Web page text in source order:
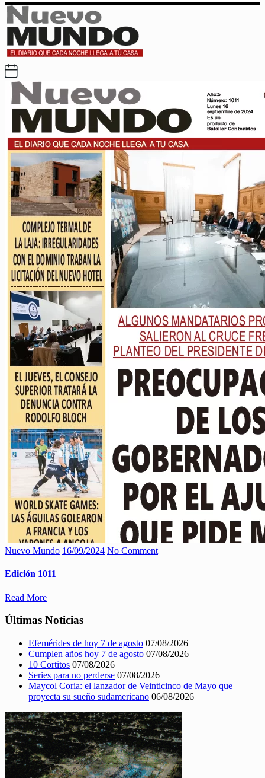
Nuevo Mundo 16/09/2024 No Comment
Edición 1011
Read More
Últimas Noticias
Efemérides de hoy 7 de agosto 07/08/2026
Cumplen años hoy 7 de agosto 07/08/2026
10 Cortitos 07/08/2026
Series para no perderse 07/08/2026
Maycol Coria: el lanzador de Veinticinco de Mayo que
proyecta su sueño sudamericano 06/08/2026